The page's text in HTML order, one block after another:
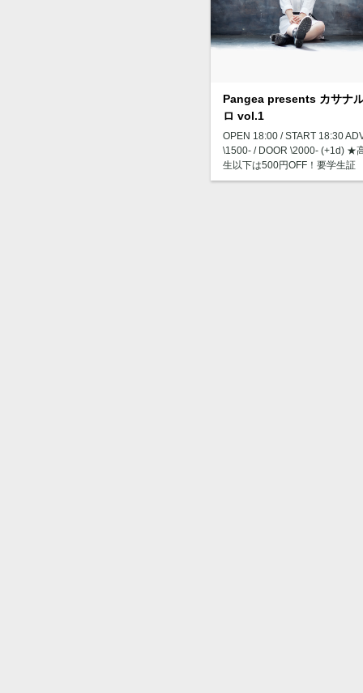
Pangea presents カサナ
ロ vol.1
OPEN 18:00 / START 18:30
\1500- / DOOR \2000- (+1d) ★
生以下は500円OFF！要学生証